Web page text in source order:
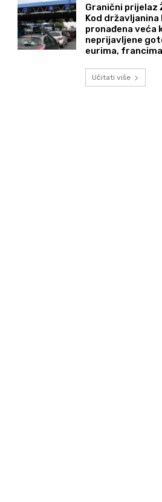
Granični prijelaz
Kod državljanina
pronađena veća
neprijavljene
eurima,
Učitati više